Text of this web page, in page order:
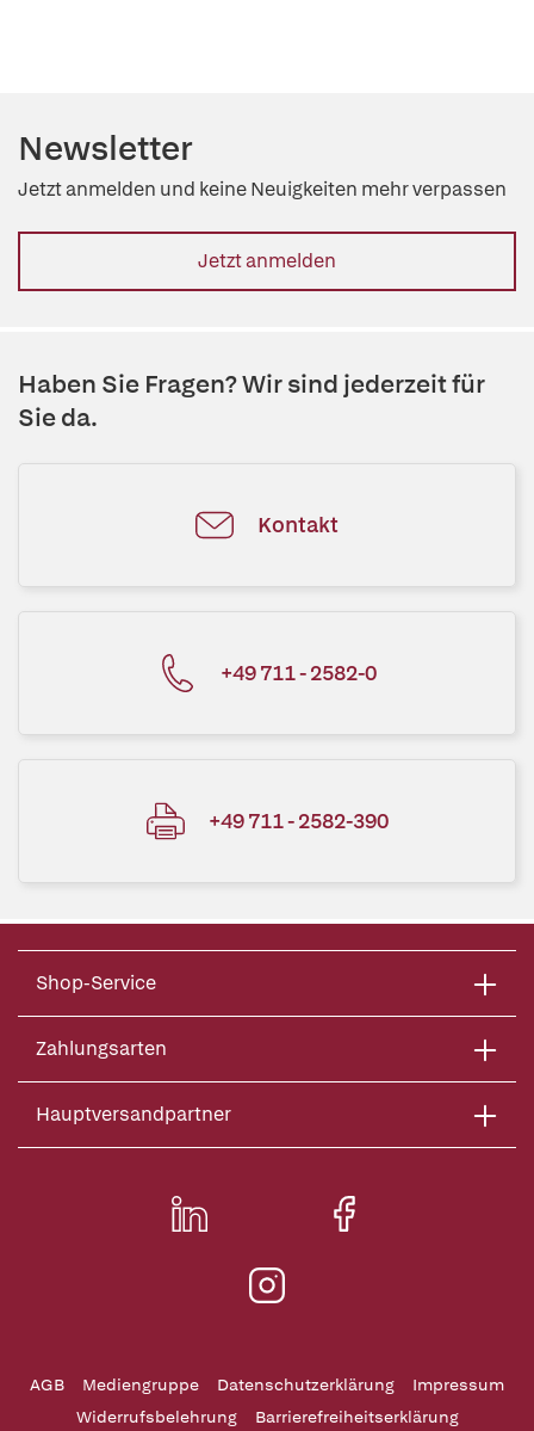
Newsletter
Jetzt anmelden und keine Neuigkeiten mehr verpassen
Jetzt anmelden
Haben Sie Fragen? Wir sind jederzeit für
Sie da.
Kontakt
+49 711 - 2582-0
+49 711 - 2582-390
Shop-Service
Zahlungsarten
Hauptversandpartner
AGB Mediengruppe Datenschutzerklärung
Impressum
Widerrufsbelehrung
Barrierefreiheitserklärung